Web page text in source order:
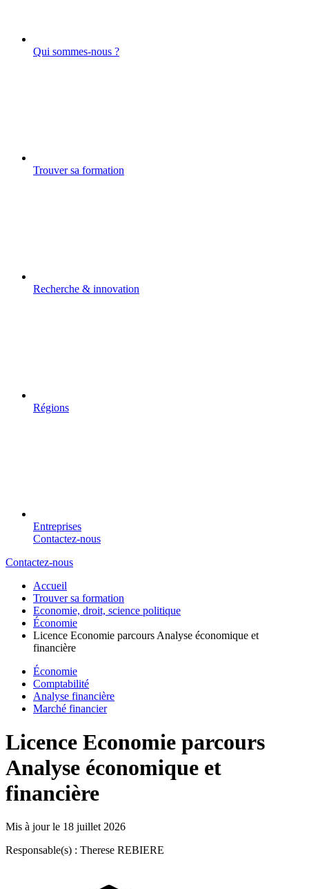
Qui sommes-nous ?
Trouver sa formation
Recherche & innovation
Régions
Entreprises
Contactez-nous
Contactez-nous
Accueil
Trouver sa formation
Economie, droit, science politique
Économie
Licence Economie parcours Analyse économique et
financière
Économie
Comptabilité
Analyse financière
Marché financier
Licence Economie parcours
Analyse économique et
financière
Mis à jour le 18 juillet 2026
Responsable(s) : Therese REBIERE